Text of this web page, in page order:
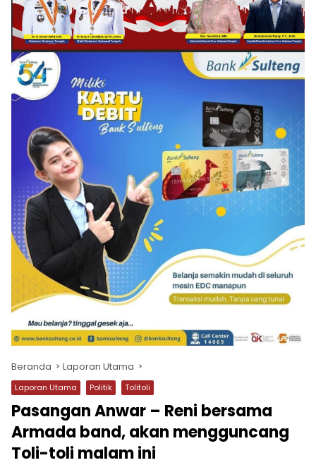
Beranda Laporan Utama
Laporan Utama Politik Tolitoli
Pasangan Anwar – Reni bersama
Armada band, akan mengguncang
Toli-toli malam ini